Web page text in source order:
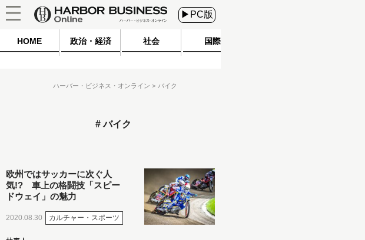
▶PC版
HOME 政治・経済 社会 国際
ハーバー・ビジネス・オンライン バイク
バイク
欧州ではサッカーに次ぐ人
気!? 車上の格闘技「スピー
ドウェイ」の魅力
2020.08.30 カルチャー・スポーツ